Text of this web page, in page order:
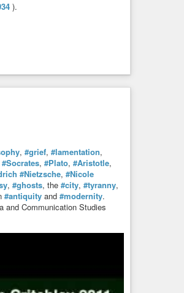
).
, #grief, #lamentation,
#Socrates, #Plato, #Aristotle,
#Nietzsche, #Nicole
, #ghosts, the #city, #tyranny,
#antiquity and #modernity.
and Communication Studies